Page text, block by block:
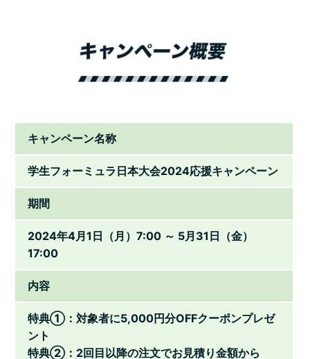
キャンペーン名称
学生フォーミュラ日本大会2024応援キャンペーン
期間
2024年4月1日（月）7:00 ～ 5月31日（金）
17:00
内容
特典①：対象者に5,000円分OFFクーポンプレゼ
ント
特典②：2回目以降の注文でお見積り金額から